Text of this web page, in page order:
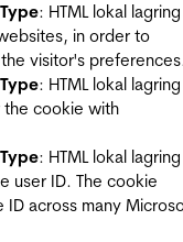
Type: HTML lokal lagring
in order to
visitor's
Type: HTML lokal lagring
cookie with
Type: HTML lokal lagring
user ID. The cookie
ID across many